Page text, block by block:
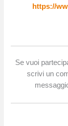
https://
Se vuoi
scrivi un